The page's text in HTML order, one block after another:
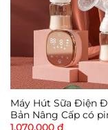
Máy Hút Sữa Điện
Bản Nâng Cấp có
1,070,000 ₫